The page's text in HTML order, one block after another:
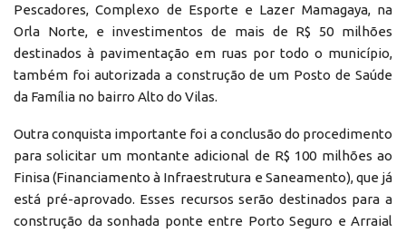
Pescadores, Complexo de Esporte e Lazer Mamagaya, na
Orla Norte, e investimentos de mais de R$ 50 milhões
destinados à pavimentação em ruas por todo o município,
também foi autorizada a construção de um Posto de Saúde
da Família no bairro Alto do Vilas.
Outra conquista importante foi a conclusão do procedimento
para solicitar um montante adicional de R$ 100 milhões ao
Finisa (Financiamento à Infraestrutura e Saneamento), que já
está pré-aprovado. Esses recursos serão destinados para a
construção da sonhada ponte entre Porto Seguro e Arraial